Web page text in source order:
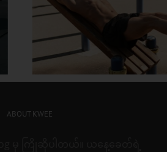
အသက်ကြီးတဲ့အထိ ဖ
လန်း ထဖို့ စိတ်ကူး
ABOUT KWEE